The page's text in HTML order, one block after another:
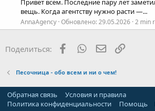
AnnaAgency Обновлено:29.05.2026
Песочница - обо всем и ни о чем!
Обратная связь
Условия и правила
Политика конфиденциальности
Помощь